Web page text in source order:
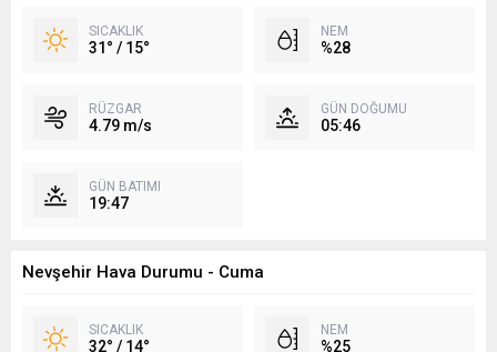
SICAKLIK
31° / 15°
NEM
%28
RÜZGAR
4.79 m/s
GÜN DOĞUMU
05:46
GÜN BATIMI
19:47
Nevşehir Hava Durumu - Cuma
SICAKLIK
32° / 14°
NEM
%25